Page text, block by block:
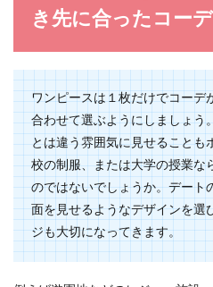
き先に合ったコー
ワンピースは１枚だけでコーデ
合わせて選ぶようにしましょう
とは違う雰囲気に見せることも
校の制服、または大学の授業な
のではないでしょうか。デート
面を見せるようなデザインを選
ジも大切になってきます。